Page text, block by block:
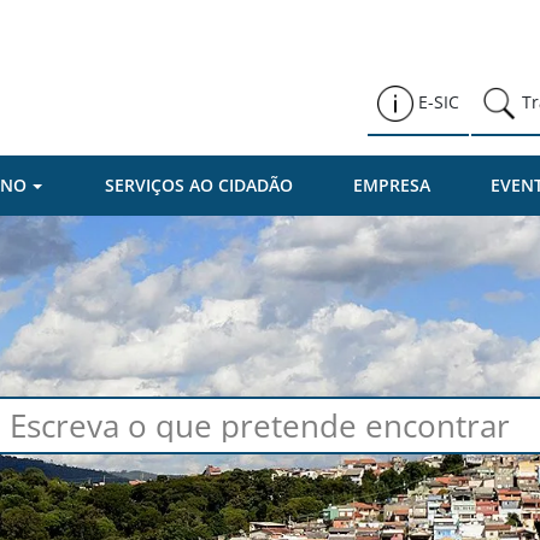
E-SIC
SERVIÇOS AO CIDADÃO EMPRESA